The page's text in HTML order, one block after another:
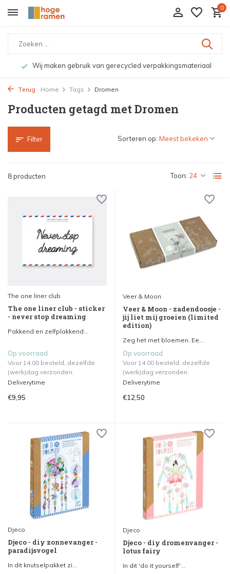
0
Wij maken gebruik van gerecycled verpakkingsmateriaal
Terug Home Tags Dromen
Producten getagd met Dromen
Filter
8 producten Toon:
Sorteren op:
The one liner club
The one liner club - sticker
- never stop dreaming
Pakkend en zelfplakkend...
Op voorraad
Voor 14.00 besteld, dezelfde
(werk)dag verzonden.
Deliverytime
€9,95
Veer & Moon
Veer & Moon - zadendoosje -
jij liet mij groeien (limited
edition)
Zeg het met bloemen. Ee...
Op voorraad
Voor 14.00 besteld, dezelfde
(werk)dag verzonden.
Deliverytime
€12,50
Djeco
Djeco - diy zonnevanger -
paradijsvogel
In dit knutselpakket zi...
Djeco
Djeco - diy dromenvanger -
lotus fairy
In dit 'do it yourself'...